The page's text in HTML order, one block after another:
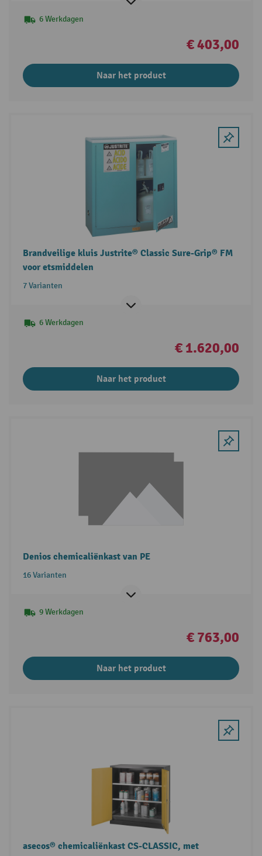
6 Werkdagen
€ 403,00
Naar het product
Brandveilige kluis Justrite® Classic Sure-Grip® FM
voor etsmiddelen
7 Varianten
6 Werkdagen
€ 1.620,00
Naar het product
Denios chemicaliënkast van PE
16 Varianten
9 Werkdagen
€ 763,00
Naar het product
asecos® chemicaliënkast CS-CLASSIC, met